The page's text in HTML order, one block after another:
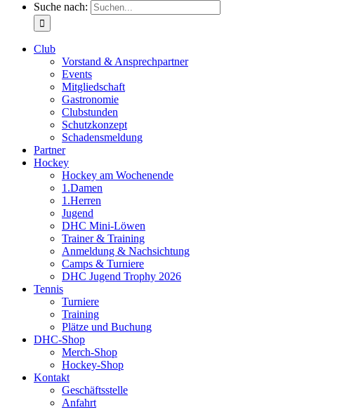
Suche nach:
Club
Vorstand & Ansprechpartner
Events
Mitgliedschaft
Gastronomie
Clubstunden
Schutzkonzept
Schadensmeldung
Partner
Hockey
Hockey am Wochenende
1.Damen
1.Herren
Jugend
DHC Mini-Löwen
Trainer & Training
Anmeldung & Nachsichtung
Camps & Turniere
DHC Jugend Trophy 2026
Tennis
Turniere
Training
Plätze und Buchung
DHC-Shop
Merch-Shop
Hockey-Shop
Kontakt
Geschäftsstelle
Anfahrt